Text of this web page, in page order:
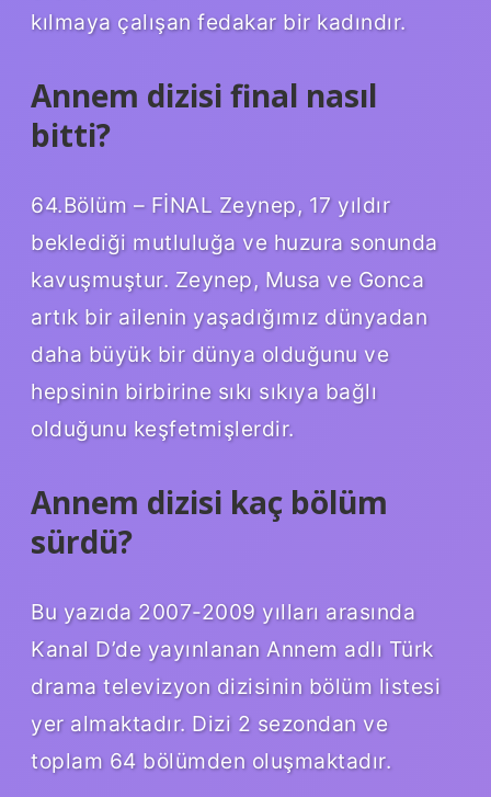
kılmaya çalışan fedakar bir kadındır.
Annem dizisi final nasıl
bitti?
64.Bölüm – FİNAL Zeynep, 17 yıldır
beklediği mutluluğa ve huzura sonunda
kavuşmuştur. Zeynep, Musa ve Gonca
artık bir ailenin yaşadığımız dünyadan
daha büyük bir dünya olduğunu ve
hepsinin birbirine sıkı sıkıya bağlı
olduğunu keşfetmişlerdir.
Annem dizisi kaç bölüm
sürdü?
Bu yazıda 2007-2009 yılları arasında
Kanal D’de yayınlanan Annem adlı Türk
drama televizyon dizisinin bölüm listesi
yer almaktadır. Dizi 2 sezondan ve
toplam 64 bölümden oluşmaktadır.